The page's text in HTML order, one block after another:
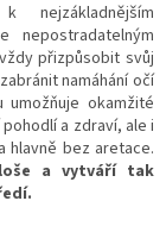
nepostradatelným
přizpůsobit svůj
namáhání očí
okamžité
a zdraví, ale i
hlavně bez aretace.
a vytváří tak